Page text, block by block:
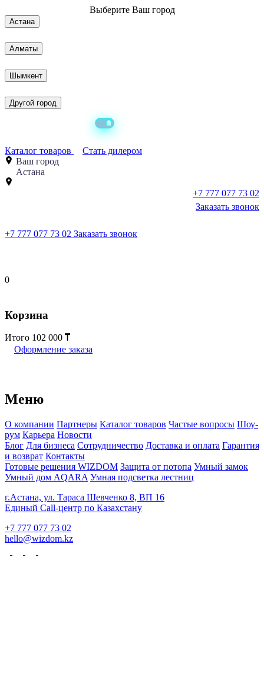
Выберите Ваш город
Астана
Алматы
Шымкент
Другой город
Каталог товаров
Стать дилером
Ваш город
Астана
+7 777 077 73 02
Заказать звонок
+7 777 077 73 02 Заказать звонок
0
Корзина
Итого 102 000
Оформление заказа
Меню
О компании Партнеры Каталог товаров Частые вопросы Шоу-
рум Карьера Новости
Блог Для бизнеса Сотрудничество Доставка и оплата Гарантия
и возврат Контакты
Готовые решения WIZDOM Защита от потопа Умный замок
Умный дом AQARA Умная подсветка лестниц
г.Астана, ул. Тараса Шевченко 8, ВП 16
Единый Call-центр по Казахстану
+7 777 077 73 02
hello@wizdom.kz